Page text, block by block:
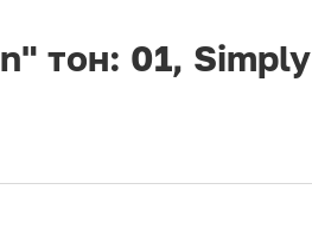
тон: 01, Simply